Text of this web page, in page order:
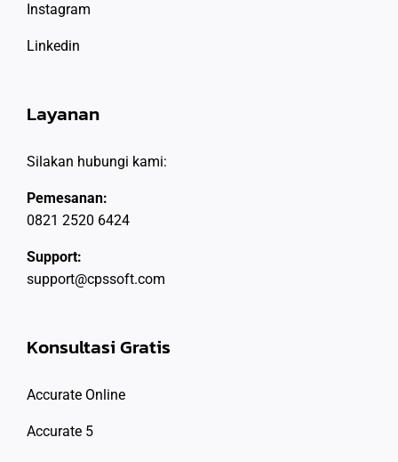
Instagram
Linkedin
Layanan
Silakan hubungi kami:
Pemesanan:
0821 2520 6424
Support:
support@cpssoft.com
Konsultasi Gratis
Accurate Online
Accurate 5